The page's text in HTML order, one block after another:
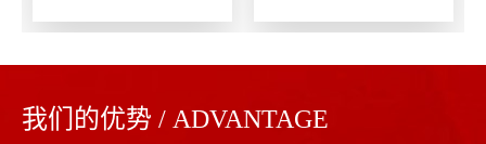
我们的优势 / ADVANTAGE